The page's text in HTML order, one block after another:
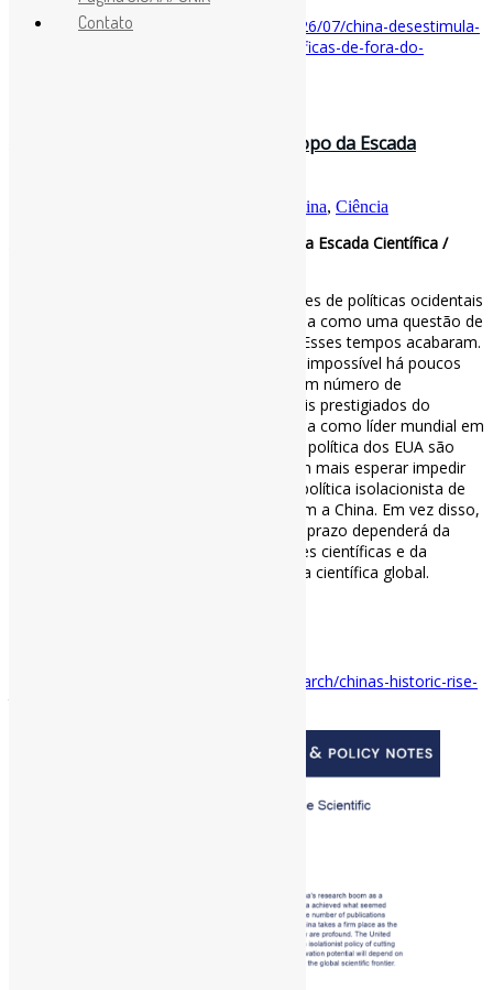
Disponível em:
https://www1.folha.uol.com.br/ciencia/2026/07/china-desestimula-
publicacao-de-estudos-em-revistas-cientificas-de-fora-do-
A Ascensão Histórica da China ao Topo da Escada
China, Ciência
A Ascensão Histórica da China ao Topo da Escada Científica /
Durante décadas, cientistas e formuladores de políticas ocidentais
descartaram o boom de pesquisa da China como uma questão de
quantidade em detrimento da qualidade. Esses tempos acabaram.
Em 2024, a China alcançou o que parecia impossível há poucos
anos, ultrapassando os Estados Unidos em número de
publicações nos periódicos científicos mais prestigiados do
mundo. À medida que a China se consolida como líder mundial em
inovação científica, as implicações para a política dos EUA são
profundas. Os Estados Unidos não podem mais esperar impedir
esse desenvolvimento por meio de uma política isolacionista de
rompimento da colaboração científica com a China. Em vez disso,
o potencial de inovação dos EUA a longo prazo dependerá da
renovação de nossas próprias capacidades científicas e da
manutenção do contato com a vanguarda científica global.
https://quincyinst.org/research/chinas-historic-rise-
Contato